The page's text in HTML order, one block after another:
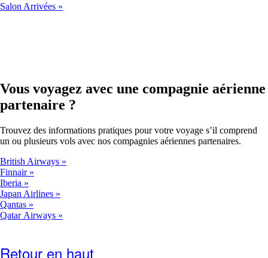
Salon Arrivées
Vous voyagez avec une compagnie aérienne
partenaire ?
Trouvez des informations pratiques pour votre voyage s’il comprend
un ou plusieurs vols avec nos compagnies aériennes partenaires.
British Airways
Finnair
Iberia
Japan Airlines
Qantas
Qatar Airways
Retour en haut